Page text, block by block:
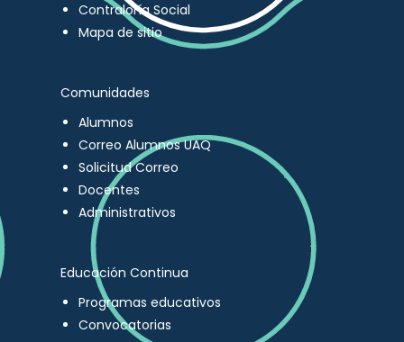
Contraloría Social
Mapa de sitio
Comunidades
Alumnos
Correo Alumnos UAQ
Solicitud Correo
Docentes
Administrativos
Educación Continua
Programas educativos
Convocatorias